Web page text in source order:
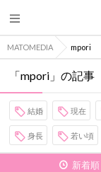
MATOMEDIA mpori
「mpori」の記事
結婚 現在
身長 若い頃
新着順